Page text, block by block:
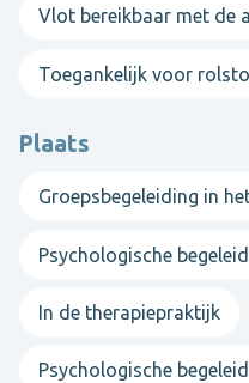
Vlot bereikbaar met de
Toegankelijk voor
Plaats
Groepsbegeleiding in
Psychologische
In de therapiepraktijk
Psychologische